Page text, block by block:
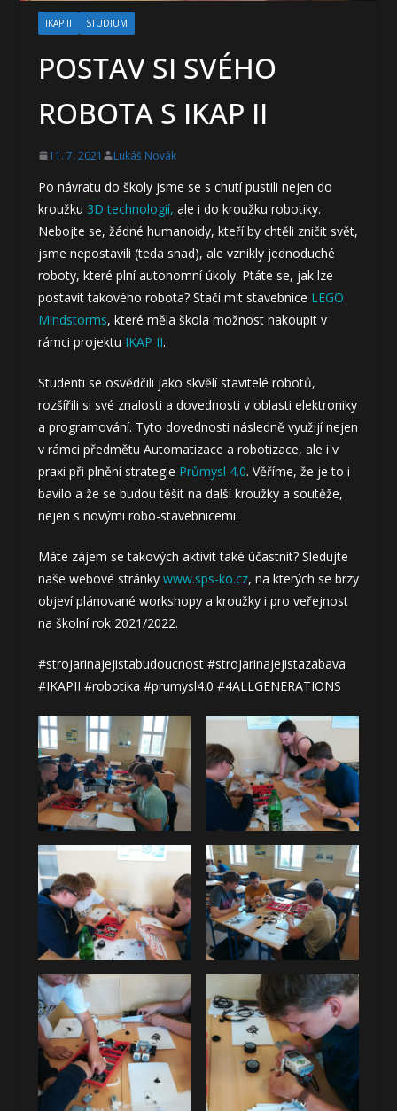
IKAP II STUDIUM
POSTAV SI SVÉHO
ROBOTA S IKAP II
11. 7. 2021 Lukáš Novák
Po návratu do školy jsme se s chutí pustili nejen do
kroužku 3D technologií, ale i do kroužku robotiky.
Nebojte se, žádné humanoidy, kteří by chtěli zničit svět,
jsme nepostavili (teda snad), ale vznikly jednoduché
roboty, které plní autonomní úkoly. Ptáte se, jak lze
postavit takového robota? Stačí mít stavebnice LEGO
Mindstorms, které měla škola možnost nakoupit v
rámci projektu IKAP II.
Studenti se osvědčili jako skvělí stavitelé robotů,
rozšířili si své znalosti a dovednosti v oblasti elektroniky
a programování. Tyto dovednosti následně využijí nejen
v rámci předmětu Automatizace a robotizace, ale i v
praxi při plnění strategie Průmysl 4.0. Věříme, že je to i
bavilo a že se budou těšit na další kroužky a soutěže,
nejen s novými robo-stavebnicemi.
Máte zájem se takových aktivit také účastnit? Sledujte
naše webové stránky www.sps-ko.cz, na kterých se brzy
objeví plánované workshopy a kroužky i pro veřejnost
na školní rok 2021/2022.
#strojarinajejistabudoucnost #strojarinajejistazabava
#IKAPII #robotika #prumysl4.0 #4ALLGENERATIONS